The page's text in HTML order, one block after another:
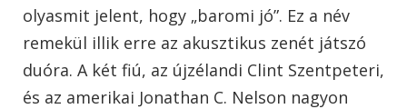
olyasmit jelent, hogy „baromi jó”. Ez a név
remekül illik erre az akusztikus zenét játszó
duóra. A két fiú, az újzélandi Clint Szentpeteri,
és az amerikai Jonathan C. Nelson nagyon